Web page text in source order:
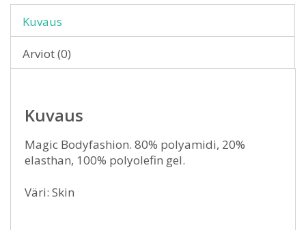
Kuvaus
Arviot (0)
Kuvaus
Magic Bodyfashion. 80% polyamidi, 20%
elasthan, 100% polyolefin gel.
Väri: Skin